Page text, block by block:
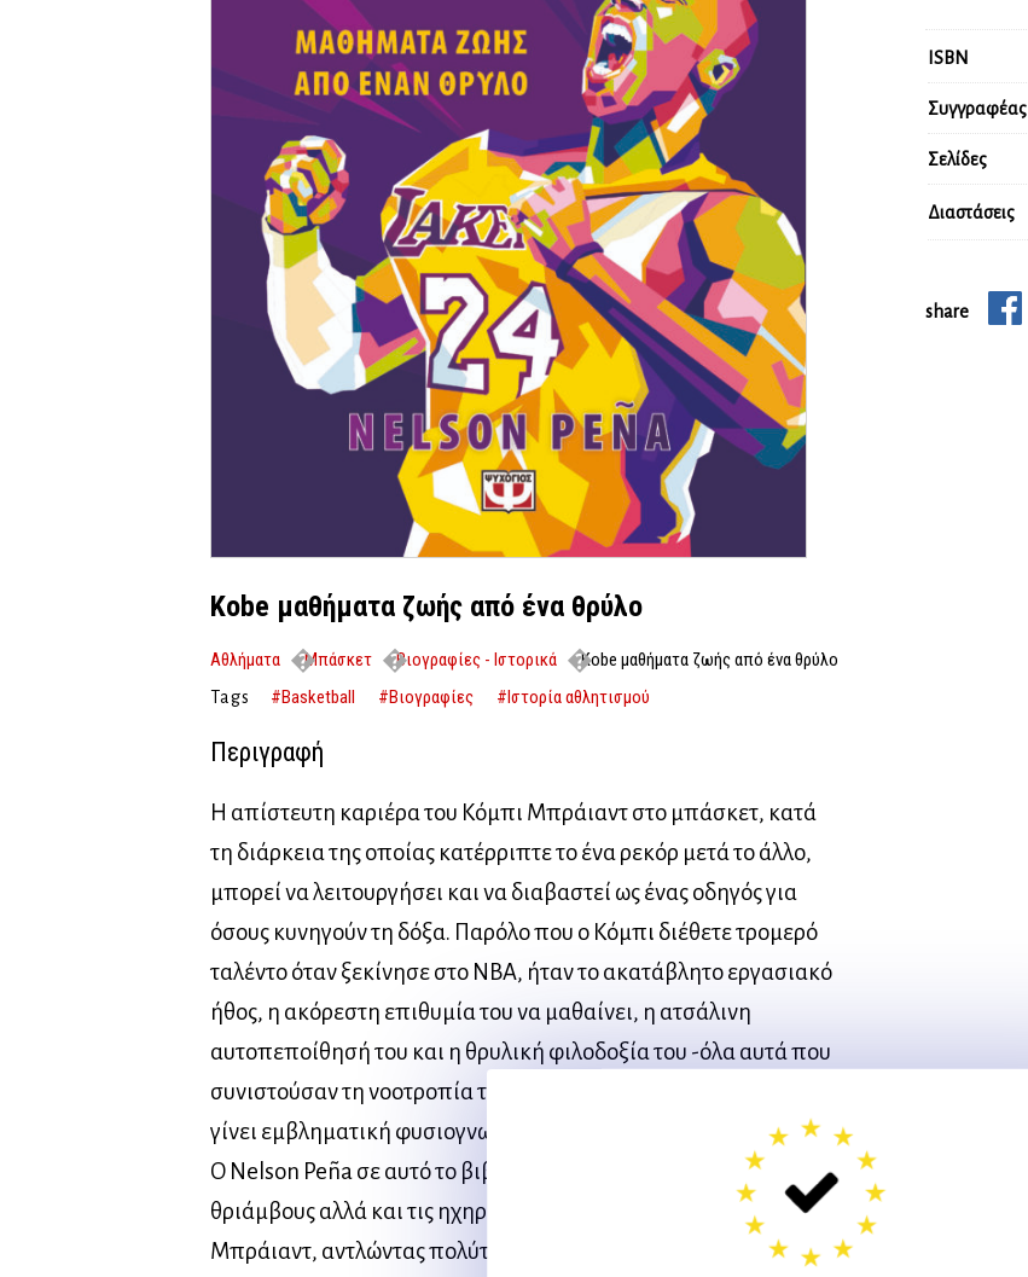
Διαστάσεις
ISBN
Συγγραφέας
Σελίδες
share
Kobe μαθήματα ζωής από ένα θρύλο
Αθλήματα Μπάσκετ Βιογραφίες - Ιστορικά Kobe μαθήματα ζωής από ένα θρύλο
Tags #Basketball #Βιογραφίες #Ιστορία αθλητισμού
Περιγραφή
Η απίστευτη καριέρα του Κόμπι Μπράιαντ στο μπάσκετ, κατά
τη διάρκεια της οποίας κατέρριπτε το ένα ρεκόρ μετά το άλλο,
μπορεί να λειτουργήσει και να διαβαστεί ως ένας οδηγός για
όσους κυνηγούν τη δόξα. Παρόλο που ο Κόμπι διέθετε τρομερό
ταλέντο όταν ξεκίνησε στο NBA, ήταν το ακατάβλητο εργασιακό
ήθος, η ακόρεστη επιθυμία του να μαθαίνει, η ατσάλινη
αυτοπεποίθησή του και η θρυλική φιλοδοξία του -όλα αυτά που
συνιστούσαν τη νοοτροπία του Μάμπα και τον οδήγησαν να
γίνει εμβληματική φυσιογνωμία με διαχρονική παρακαταθήκη.
Ο Nelson Peña σε αυτό το βιβλίο μάς αφηγείται τους επικούς
θριάμβους αλλά και τις ηχηρές αποτυχίες της ζωής του Κόμπι
Μπράιαντ, αντλώντας πολύτιμα μαθήματα ζωής από τη